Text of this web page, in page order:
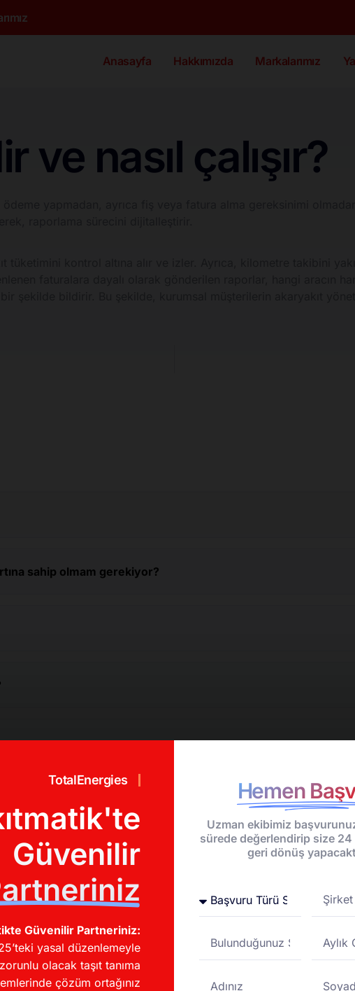
Anasayfa Hakkımızda Markalarımız
ve nasıl çalışır?
sahip olmam gerekiyor?
miyim?
arabaya takabilir miyim?
TotalEnergies
Güvenilir
Güvenilir Partneriniz:
yasal düzenlemeyle
zorunlu olacak taşıt tanıma
çözüm ortağınız
Hemen
Uzman ekibimiz
sürede değerlendirip size
geri dönüş